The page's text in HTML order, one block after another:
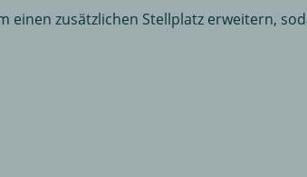
zusätzlichen Stellplatz erweitern,